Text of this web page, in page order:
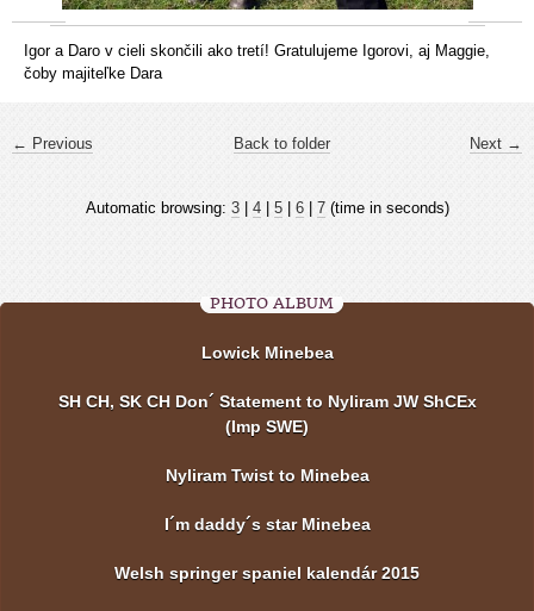
Igor a Daro v cieli skončili ako tretí! Gratulujeme Igorovi, aj Maggie,
čoby majiteľke Dara
← Previous Next →
Back to folder
Automatic browsing: 3| 4| 5| 6| 7(time in seconds)
PHOTO ALBUM
Lowick Minebea
SH CH, SK CH Don´ Statement to Nyliram JW ShCEx
(Imp SWE)
Nyliram Twist to Minebea
I´m daddy´s star Minebea
Welsh springer spaniel kalendár 2015